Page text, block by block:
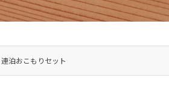
連泊おこもりセット